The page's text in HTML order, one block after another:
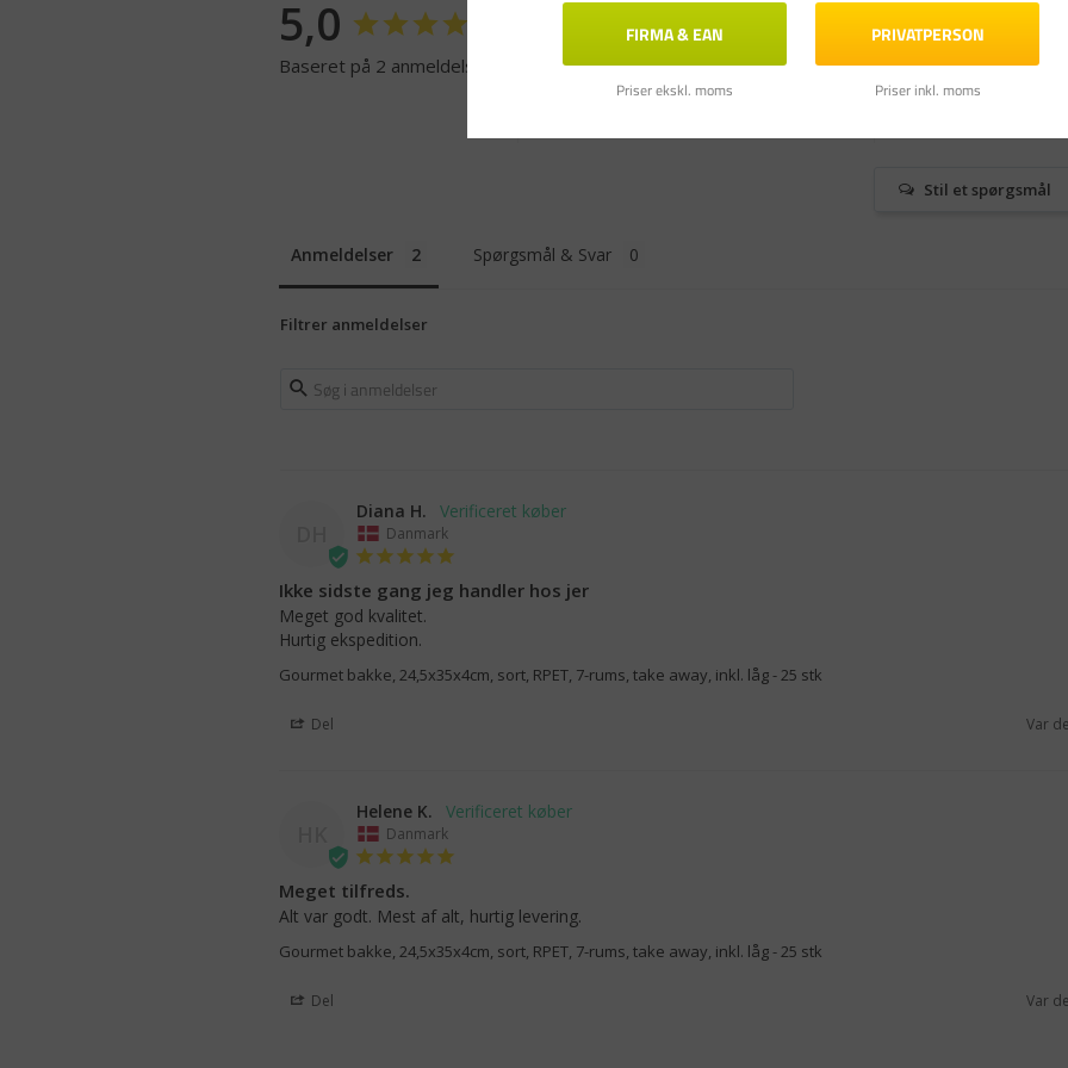
5,0
Baseret på 2 anmeldelser
Stil et spørgsmål
Anmeldelser Spørgsmål & Svar
Filtrer anmeldelser
Diana H.
Danmark
Ikke sidste gang jeg handler hos jer
Meget god kvalitet.
Hurtig ekspedition.
Gourmet bakke, 24,5x35x4cm, sort, RPET, 7-rums, take away, inkl. låg - 25 stk
Del Var
Helene K.
Danmark
Meget tilfreds.
Alt var godt. Mest af alt, hurtig levering.
Gourmet bakke, 24,5x35x4cm, sort, RPET, 7-rums, take away, inkl. låg - 25 stk
Del Var
FIRMA & EAN
Priser ekskl. moms
PRIVATPERSON
Priser inkl. moms